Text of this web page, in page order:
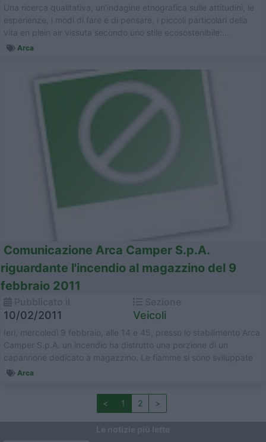
Una ricerca qualitativa, un'indagine etnografica sulle attitudini, le
esperienze, i modi di fare e di pensare, i piccoli particolari della
vita en plein air vissuta secondo uno stile ecosostenibile:...
Arca
Comunicazione Arca Camper S.p.A.
riguardante l'incendio al magazzino del 9
febbraio 2011
10/02/2011 Veicoli
Ieri, mercoledì 9 febbraio, alle 14 e 45, presso lo stabilimento Arca
Camper S.p.A. un incendio ha distrutto una porzione di un
capannone dedicato a magazzino. Le fiamme si sono sviluppate
in... Arca
< 1 2 >